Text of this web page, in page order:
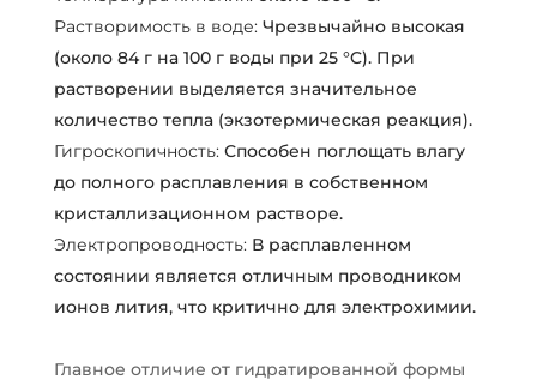
Растворимость в воде: Чрезвычайно высокая
(около 84 г на 100 г воды при 25 °C). При
растворении выделяется значительное
количество тепла (экзотермическая реакция).
Гигроскопичность: Способен поглощать влагу
до полного расплавления в собственном
кристаллизационном растворе.
Электропроводность: В расплавленном
состоянии является отличным проводником
ионов лития, что критично для электрохимии.
Главное отличие от гидратированной формы